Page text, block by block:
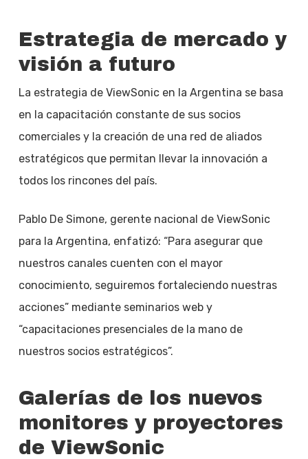
Estrategia de mercado y
visión a futuro
La estrategia de ViewSonic en la Argentina se basa
en la capacitación constante de sus socios
comerciales y la creación de una red de aliados
estratégicos que permitan llevar la innovación a
todos los rincones del país.
Pablo De Simone, gerente nacional de ViewSonic
para la Argentina, enfatizó: “Para asegurar que
nuestros canales cuenten con el mayor
conocimiento, seguiremos fortaleciendo nuestras
acciones” mediante seminarios web y
“capacitaciones presenciales de la mano de
nuestros socios estratégicos”.
Galerías de los nuevos
monitores y proyectores
de ViewSonic